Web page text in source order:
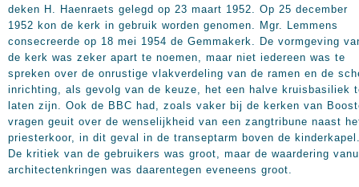
deken H. Haenraets gelegd op 23 maart 1952. Op 25 december
1952 kon de kerk in gebruik worden genomen. Mgr. Lemmens
consecreerde op 18 mei 1954 de Gemmakerk. De vormgeving
de kerk was zeker apart te noemen, maar niet iedereen was te
spreken over de onrustige vlakverdeling van de ramen en de
inrichting, als gevolg van de keuze, het een halve kruisbasiliek
laten zijn. Ook de BBC had, zoals vaker bij de kerken van
vragen geuit over de wenselijkheid van een zangtribune naast
priesterkoor, in dit geval in de transeptarm boven de
De kritiek van de gebruikers was groot, maar de waardering
architectenkringen was daarentegen eveneens groot.